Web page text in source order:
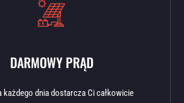
DARMOWY PRĄD
każdego dnia dostarcza Ci całkowicie